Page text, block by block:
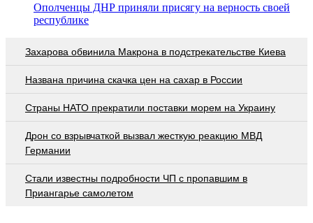
Ополченцы ДНР приняли присягу на верность своей
республике
Захарова обвинила Макрона в подстрекательстве Киева
Названа причина скачка цен на сахар в России
Страны НАТО прекратили поставки морем на Украину
Дрон со взрывчаткой вызвал жесткую реакцию МВД
Германии
Стали известны подробности ЧП с пропавшим в
Приангарье самолетом